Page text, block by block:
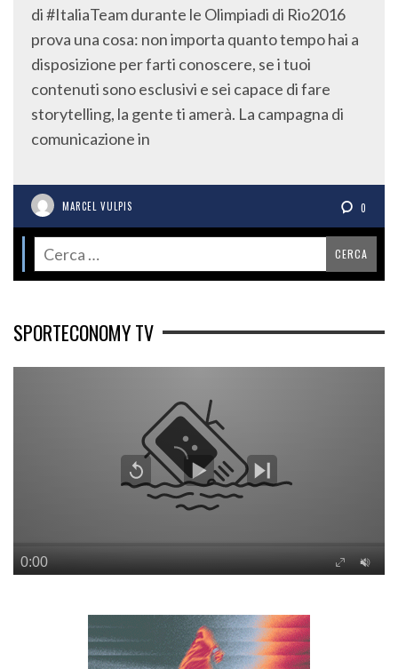
di #ItaliaTeam durante le Olimpiadi di Rio2016
prova una cosa: non importa quanto tempo hai a
disposizione per farti conoscere, se i tuoi
contenuti sono esclusivi e sei capace di fare
storytelling, la gente ti amerà. La campagna di
comunicazione in
MARCEL VULPIS 0
SPORTECONOMY TV